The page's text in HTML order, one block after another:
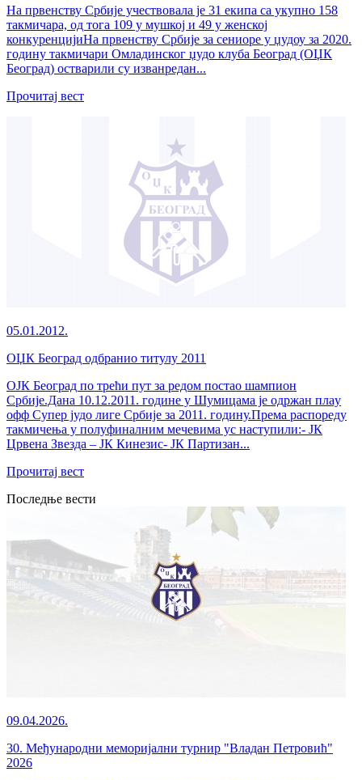
На првенству Србије учествовала је 31 екипа са укупно 158
такмичара, од тога 109 у мушкој и 49 у женској
конкуренцијиНа првенству Србије за сениоре у џудоу за 2020.
годину такмичари Омладинског џудо клуба Београд (ОЏК
Београд) остварили су изванредан...
Прочитај вест
05.01.2012.
ОЏК Београд одбранио титулу 2011
ОЈК Београд по трећи пут за редом постао шампион
Србије.Дана 10.12.2011. године у Шумицама је одржан плаy
офф Супер јудо лиге Србије за 2011. годину.Према распореду
такмичења у полуфиналним мечевима ус наступили:- ЈК
Црвена Звезда – ЈК Кинезис- ЈК Партизан...
Прочитај вест
Последње вести
09.04.2026.
30. Међународни меморијални турнир "Владан Петровић"
2026